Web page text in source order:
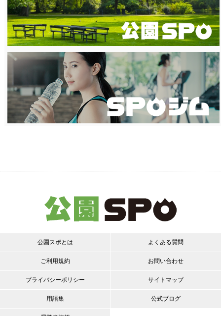
公園スポとは
ご利用規約
プライバシーポリシー
用語集
よくある質問
お問い合わせ
サイトマップ
公式ブログ